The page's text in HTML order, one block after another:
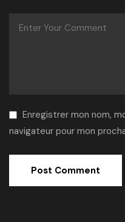
Enregistrer mon nom,
navigateur pour mon